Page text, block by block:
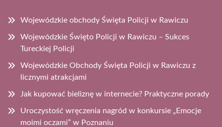
Wojewódzkie obchody Święta Policji w Rawiczu
Wojewódzkie Święto Policji w Rawiczu – Sukces
Tureckiej Policji
Wojewódzkie Obchody Święta Policji w Rawiczu z
licznymi atrakcjami
Jak kupować bieliznę w internecie? Praktyczne porady
Uroczystość wręczenia nagród w konkursie „Emocje
moimi oczami” w Poznaniu